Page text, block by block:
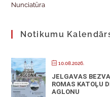
Nunciatūra
Notikumu
10.08.2026.
JELGAVAS
ROMAS KATOĻU
AGLONU